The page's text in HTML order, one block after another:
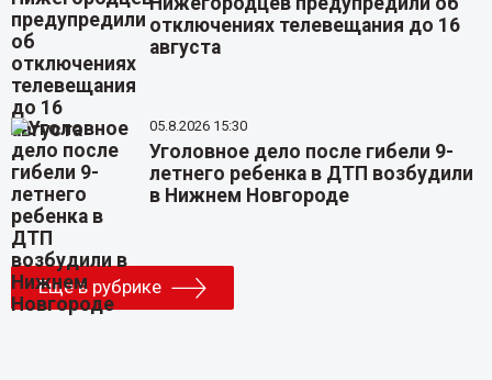
отключениях телевещания до 16
августа
05.8.2026 15:30
Уголовное дело после гибели 9-
летнего ребенка в ДТП возбудили
в Нижнем Новгороде
Еще в рубрике